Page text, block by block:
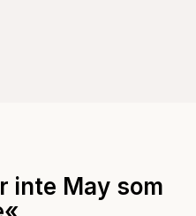
inte May som